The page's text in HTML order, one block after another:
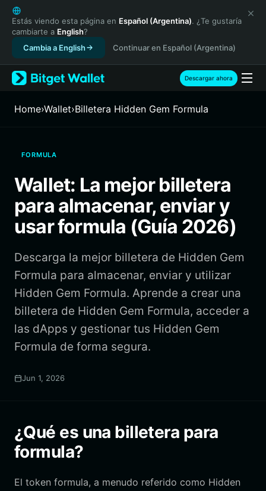
English
日本語
Tiếng Việt
Русский
Español (Latinoamérica)
Türkçe
Français
繁體中文
Bahasa Indonesia
ภาษาไทย
Español
Español (Argentina)
Estás viendo esta página en Español (Argentina). ¿Te gustaría
cambiarte a English?
Cambia a English
Continuar en Español (Argentina)
Descargar ahora
Home›Wallet›Billetera Hidden Gem Formula
FORMULA
Wallet: La mejor billetera
para almacenar, enviar y
usar formula (Guía 2026)
Descarga la mejor billetera de Hidden Gem
Formula para almacenar, enviar y utilizar
Hidden Gem Formula. Aprende a crear una
billetera de Hidden Gem Formula, acceder a
las dApps y gestionar tus Hidden Gem
Formula de forma segura.
Jun 1, 2026
¿Qué es una billetera para
formula?
El token formula, a menudo referido como Hidden